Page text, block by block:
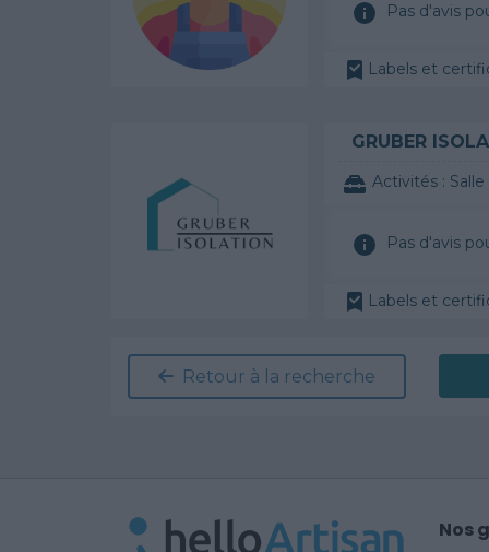
Pas d'avis
Labels et
GRUBER
Activités : Salle
Pas d'avis
Labels et
Retour à la recherche
Nos